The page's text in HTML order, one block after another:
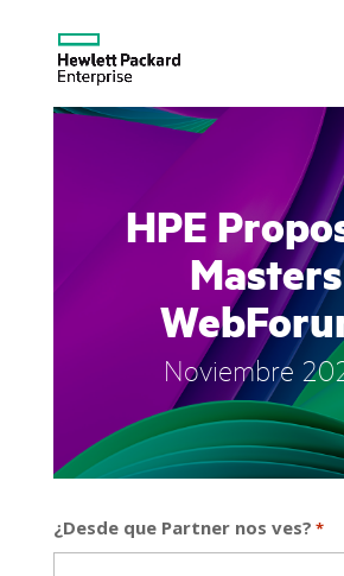
HPE
Masters
Noviembre
¿Desde que Partner nos ves? *